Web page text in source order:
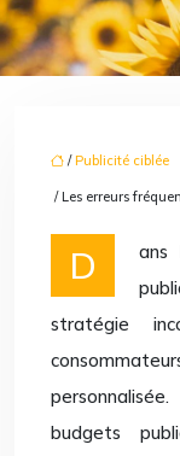
/Publicité ciblée
/ Les erreurs
Dans le monde du marketing digital, la
stratégie
budgets